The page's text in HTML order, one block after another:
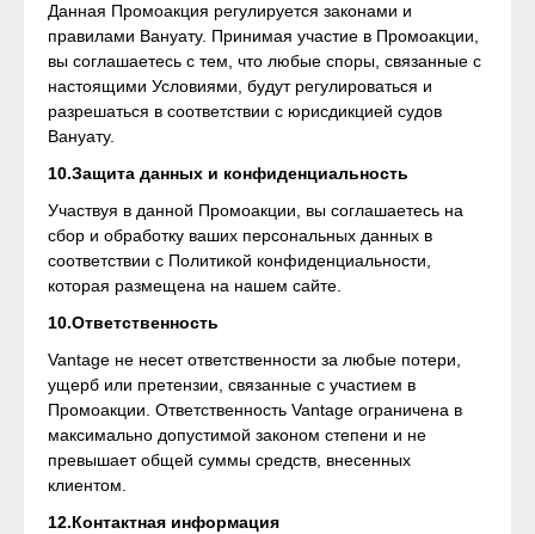
Данная Промоакция регулируется законами и
правилами Вануату. Принимая участие в Промоакции,
вы соглашаетесь с тем, что любые споры, связанные с
настоящими Условиями, будут регулироваться и
разрешаться в соответствии с юрисдикцией судов
Вануату.
10.Защита данных и конфиденциальность
Участвуя в данной Промоакции, вы соглашаетесь на
сбор и обработку ваших персональных данных в
соответствии с Политикой конфиденциальности,
которая размещена на нашем сайте.
10.Ответственность
Vantage не несет ответственности за любые потери,
ущерб или претензии, связанные с участием в
Промоакции. Ответственность Vantage ограничена в
максимально допустимой законом степени и не
превышает общей суммы средств, внесенных
клиентом.
12.Контактная информация